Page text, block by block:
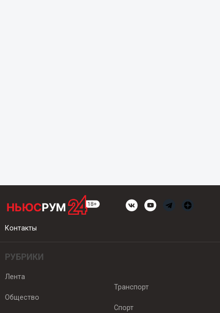
Контакты
РУБРИКИ
Лента
Общество
Транспорт
Спорт